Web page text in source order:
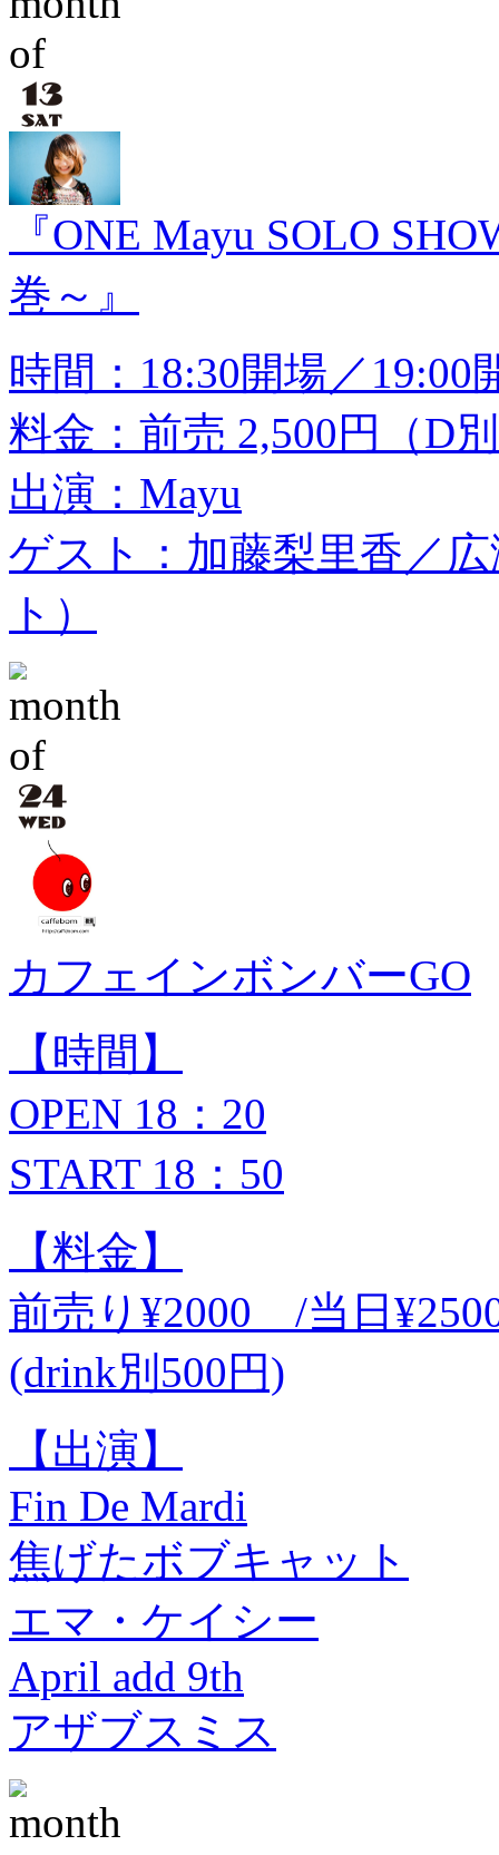
『ONE Mayu SOLO
巻～』
時間：18:30開場／19:00
料金：前売 2,500円（D
出演：Mayu
ゲスト：加藤梨里香／
ト）
カフェインボンバーGO
【時間】
OPEN 18：20
START 18：50
【料金】
前売り¥2000 /当日
(drink別500円)
【出演】
Fin De Mardi
焦げたボブキャット
エマ・ケイシー
April add 9th
アザブスミス